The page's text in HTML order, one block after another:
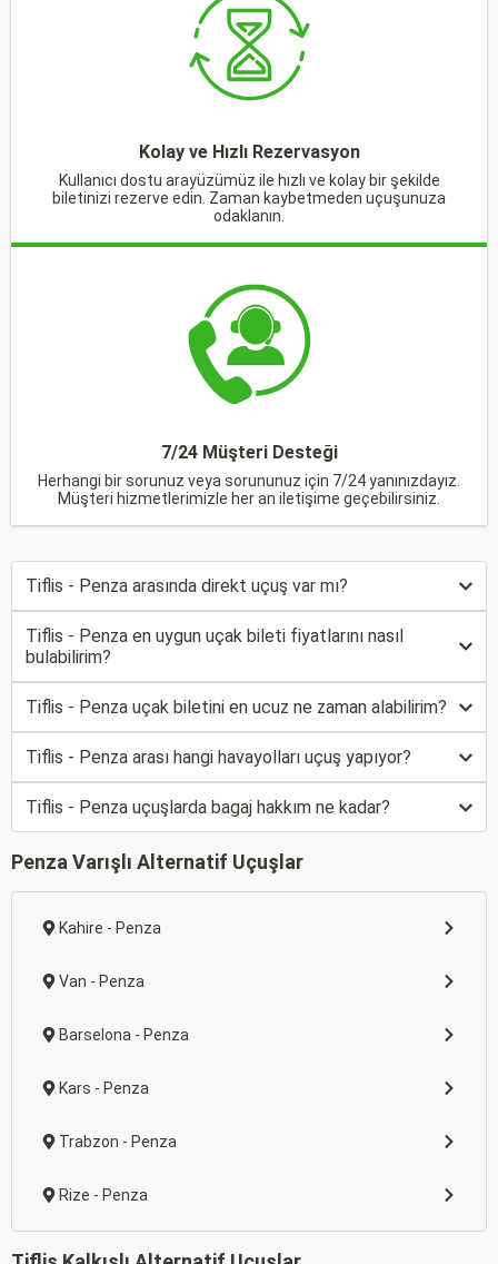
Kolay ve Hızlı Rezervasyon
Kullanıcı dostu arayüzümüz ile hızlı ve kolay bir şekilde
biletinizi rezerve edin. Zaman kaybetmeden uçuşunuza
odaklanın.
7/24 Müşteri Desteği
Herhangi bir sorunuz veya sorununuz için 7/24 yanınızdayız.
Müşteri hizmetlerimizle her an iletişime geçebilirsiniz.
Tiflis - Penza arasında direkt uçuş var mı?
Tiflis - Penza en uygun uçak bileti fiyatlarını nasıl
bulabilirim?
Tiflis - Penza uçak biletini en ucuz ne zaman alabilirim?
Tiflis - Penza arası hangi havayolları uçuş yapıyor?
Tiflis - Penza uçuşlarda bagaj hakkım ne kadar?
Penza Varışlı Alternatif Uçuşlar
Kahire - Penza
Van - Penza
Barselona - Penza
Kars - Penza
Trabzon - Penza
Rize - Penza